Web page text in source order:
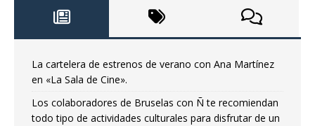
La cartelera de estrenos de verano con Ana Martínez
en «La Sala de Cine».
Los colaboradores de Bruselas con Ñ te recomiendan
todo tipo de actividades culturales para disfrutar de un